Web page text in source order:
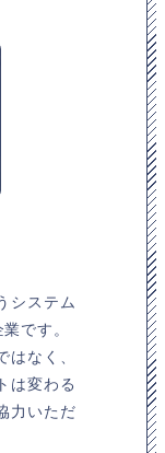
システム
です。
なく、
は変わる
力いただ